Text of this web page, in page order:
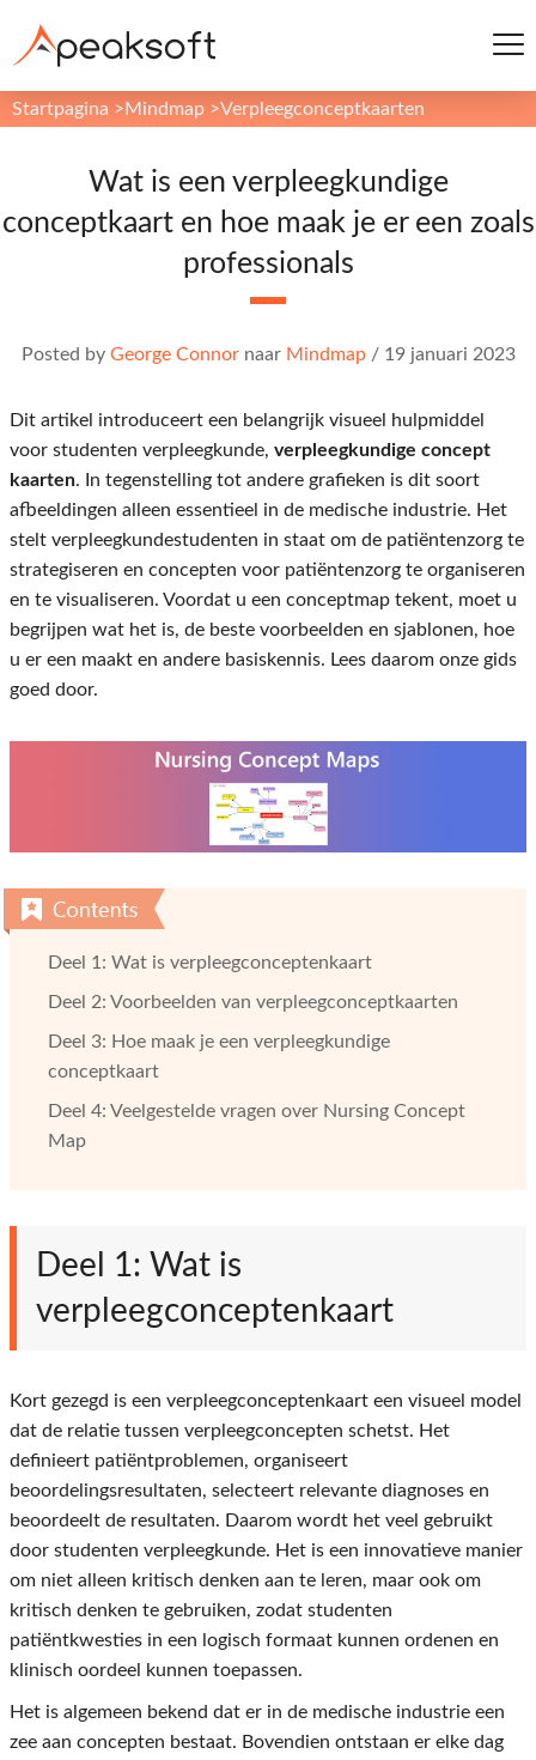
Startpagina > Mindmap >Verpleegconceptkaarten
Wat is een verpleegkundige
conceptkaart en hoe maak je er een zoals
professionals
Posted by George Connornaar Mindmap/ 19 januari 2023
Dit artikel introduceert een belangrijk visueel hulpmiddel
voor studenten verpleegkunde, verpleegkundige concept
kaarten. In tegenstelling tot andere grafieken is dit soort
afbeeldingen alleen essentieel in de medische industrie. Het
stelt verpleegkundestudenten in staat om de patiëntenzorg te
strategiseren en concepten voor patiëntenzorg te organiseren
en te visualiseren. Voordat u een conceptmap tekent, moet u
begrijpen wat het is, de beste voorbeelden en sjablonen, hoe
u er een maakt en andere basiskennis. Lees daarom onze gids
goed door.
Deel 1: Wat is verpleegconceptenkaart
Deel 2: Voorbeelden van verpleegconceptkaarten
Deel 3: Hoe maak je een verpleegkundige
conceptkaart
Deel 4: Veelgestelde vragen over Nursing Concept
Map
Deel 1: Wat is
verpleegconceptenkaart
Kort gezegd is een verpleegconceptenkaart een visueel model
dat de relatie tussen verpleegconcepten schetst. Het
definieert patiëntproblemen, organiseert
beoordelingsresultaten, selecteert relevante diagnoses en
beoordeelt de resultaten. Daarom wordt het veel gebruikt
door studenten verpleegkunde. Het is een innovatieve manier
om niet alleen kritisch denken aan te leren, maar ook om
kritisch denken te gebruiken, zodat studenten
patiëntkwesties in een logisch formaat kunnen ordenen en
klinisch oordeel kunnen toepassen.
Het is algemeen bekend dat er in de medische industrie een
zee aan concepten bestaat. Bovendien ontstaan ​​er elke dag